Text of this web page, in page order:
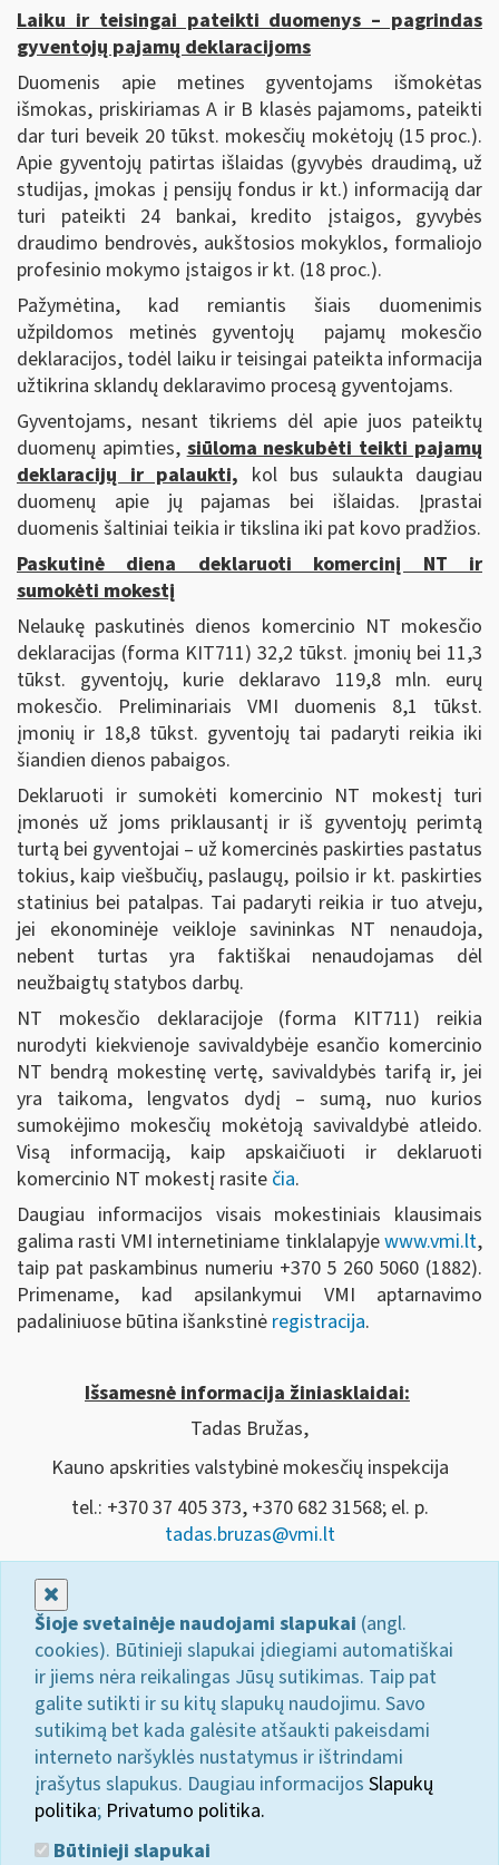
Laiku ir teisingai pateikti duomenys – pagrindas
gyventojų pajamų deklaracijoms
Duomenis apie metines gyventojams išmokėtas
išmokas, priskiriamas A ir B klasės pajamoms, pateikti
dar turi beveik 20 tūkst. mokesčių mokėtojų (15 proc.).
Apie gyventojų patirtas išlaidas (gyvybės draudimą, už
studijas, įmokas į pensijų fondus ir kt.) informaciją dar
turi pateikti 24 bankai, kredito įstaigos, gyvybės
draudimo bendrovės, aukštosios mokyklos, formaliojo
profesinio mokymo įstaigos ir kt. (18 proc.).
Pažymėtina, kad remiantis šiais duomenimis
užpildomos metinės gyventojų pajamų mokesčio
deklaracijos, todėl laiku ir teisingai pateikta informacija
užtikrina sklandų deklaravimo procesą gyventojams.
Gyventojams, nesant tikriems dėl apie juos pateiktų
duomenų apimties, siūloma neskubėti teikti pajamų
deklaracijų ir palaukti, kol bus sulaukta daugiau
duomenų apie jų pajamas bei išlaidas. Įprastai
duomenis šaltiniai teikia ir tikslina iki pat kovo pradžios.
Paskutinė diena deklaruoti komercinį NT ir
sumokėti mokestį
Nelaukę paskutinės dienos komercinio NT mokesčio
deklaracijas (forma KIT711) 32,2 tūkst. įmonių bei 11,3
tūkst. gyventojų, kurie deklaravo 119,8 mln. eurų
mokesčio. Preliminariais VMI duomenis 8,1 tūkst.
įmonių ir 18,8 tūkst. gyventojų tai padaryti reikia iki
šiandien dienos pabaigos.
Deklaruoti ir sumokėti komercinio NT mokestį turi
įmonės už joms priklausantį ir iš gyventojų perimtą
turtą bei gyventojai – už komercinės paskirties pastatus
tokius, kaip viešbučių, paslaugų, poilsio ir kt. paskirties
statinius bei patalpas. Tai padaryti reikia ir tuo atveju,
jei ekonominėje veikloje savininkas NT nenaudoja,
nebent turtas yra faktiškai nenaudojamas dėl
neužbaigtų statybos darbų.
NT mokesčio deklaracijoje (forma KIT711) reikia
nurodyti kiekvienoje savivaldybėje esančio komercinio
NT bendrą mokestinę vertę, savivaldybės tarifą ir, jei
yra taikoma, lengvatos dydį – sumą, nuo kurios
sumokėjimo mokesčių mokėtoją savivaldybė atleido.
Visą informaciją, kaip apskaičiuoti ir deklaruoti
komercinio NT mokestį rasite čia.
Daugiau informacijos visais mokestiniais klausimais
galima rasti VMI internetiniame tinklalapyjewww.vmi.lt,
taip pat paskambinus numeriu +370 5 260 5060 (1882).
Primename, kad apsilankymui VMI aptarnavimo
padaliniuose būtina išankstinė registracija.
Išsamesnė informacija žiniasklaidai:
Tadas Bružas,
Kauno apskrities valstybinė mokesčių inspekcija
tel.: +370 37 405 373, +370 682 31568; el. p.
tadas.bruzas@vmi.lt
Šioje svetainėje naudojami slapukai (angl.
cookies). Būtinieji slapukai įdiegiami automatiškai
ir jiems nėra reikalingas Jūsų sutikimas. Taip pat
galite sutikti ir su kitų slapukų naudojimu. Savo
sutikimą bet kada galėsite atšaukti pakeisdami
interneto naršyklės nustatymus ir ištrindami
įrašytus slapukus. Daugiau informacijos Slapukų
politika; Privatumo politika.
Būtinieji slapukai